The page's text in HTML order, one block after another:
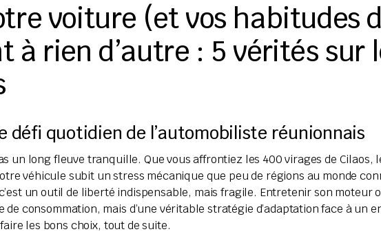
voiture (et vos habitudes
à rien d’autre : 5 vérités sur
défi quotidien de l’automobiliste réunionnais
un long fleuve tranquille. Que vous affrontiez les 400 virages de Cilaos,
véhicule subit un stress mécanique que peu de régions au monde
un outil de liberté indispensable, mais fragile. Entretenir son moteur
de consommation, mais d’une véritable stratégie d’adaptation face à un
les bons choix, tout de suite.